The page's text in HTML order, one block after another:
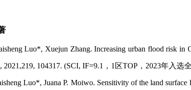
Luo*, Xuejun Zhang. Increasing urban flood risk in
2021,219, 104317. (SCI, IF=9.1，1区TOP，2023年入选
Luo*, Juana P. Moiwo. Sensitivity of the land